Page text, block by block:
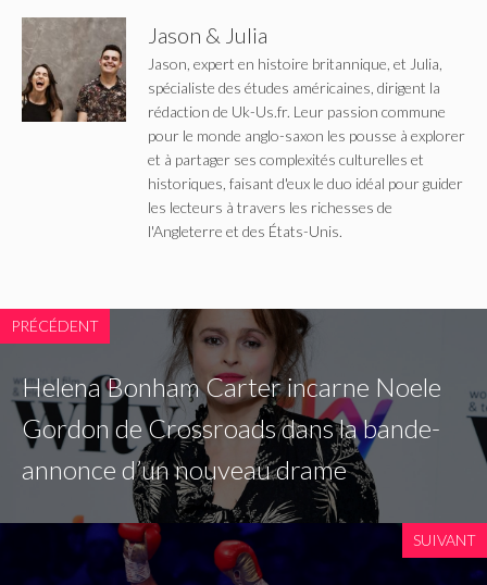
Jason & Julia
Jason, expert en histoire britannique, et Julia,
spécialiste des études américaines, dirigent la
rédaction de Uk-Us.fr. Leur passion commune
pour le monde anglo-saxon les pousse à explorer
et à partager ses complexités culturelles et
historiques, faisant d'eux le duo idéal pour guider
les lecteurs à travers les richesses de
l'Angleterre et des États-Unis.
PRÉCÉDENT
Helena Bonham Carter incarne Noele
Gordon de Crossroads dans la bande-
annonce d’un nouveau drame
SUIVANT